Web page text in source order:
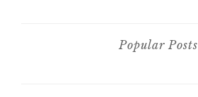
Popular Posts